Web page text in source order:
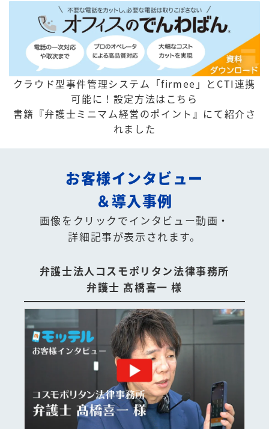
クラウド型事件管理システム「firmee」とCTI連携
可能に！ 設定方法はこちら
書籍『弁護士ミニマム経営のポイント』にて紹介さ
れました
お客様インタビュー
＆導入事例
画像をクリックでインタビュー動画・
詳細記事が表示されます。
弁護士法人コスモポリタン法律事務所
弁護士 髙橋喜一 様